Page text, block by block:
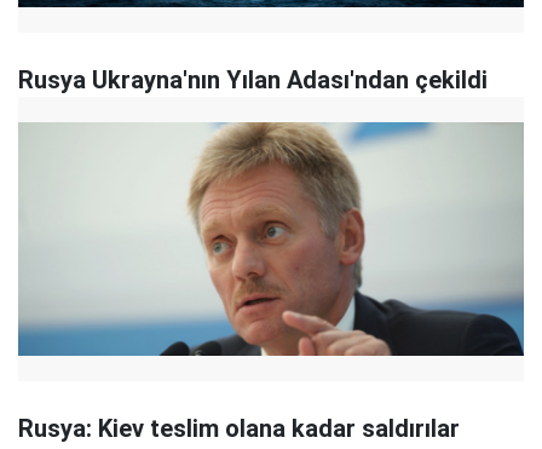
Rusya Ukrayna'nın Yılan Adası'ndan çekildi
Rusya: Kiev teslim olana kadar saldırılar